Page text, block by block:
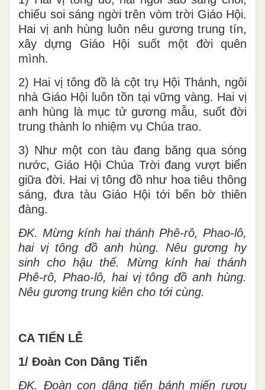
chiếu soi sáng ngời trên vòm trời Giáo Hội.
Hai vị anh hùng luôn nêu gương trung tín,
xây dựng Giáo Hội suốt một đời quên
mình.
2) Hai vị tông đồ là cột trụ Hội Thánh, ngôi
nhà Giáo Hội luôn tồn tại vững vàng. Hai vị
anh hùng là mục tử gương mẫu, suốt đời
trung thành lo nhiệm vụ Chúa trao.
3) Như một con tàu đang băng qua sóng
nước, Giáo Hội Chúa Trời đang vượt biển
giữa đời. Hai vị tông đồ như hoa tiêu thông
sáng, đưa tàu Giáo Hội tới bến bờ thiên
đàng.
ĐK. Mừng kính hai thánh Phê-rô, Phao-lô,
hai vị tông đồ anh hùng. Nêu gương hy
sinh cho hậu thế. Mừng kính hai thánh
Phê-rô, Phao-lô, hai vị tông đồ anh hùng.
Nêu gương trung kiên cho tới cùng.
CA TIẾN LỄ
1/ Đoàn Con Dâng Tiến
ĐK. Đoàn con dâng tiến bánh miến rượu